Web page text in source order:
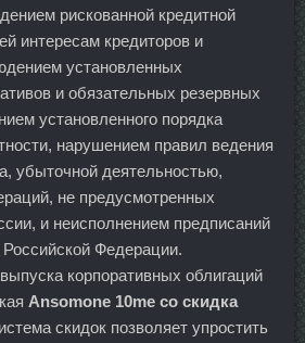
рискованной кредитной
интересам кредиторов и
установленных
и обязательных резервных
установленного порядка
нарушением правил ведения
убыточной деятельностью,
не предусмотренных
и неисполнением предписаний
Федерации.
корпоративных облигаций
Ansomone 10me со скидка
скидок позволяет упростить